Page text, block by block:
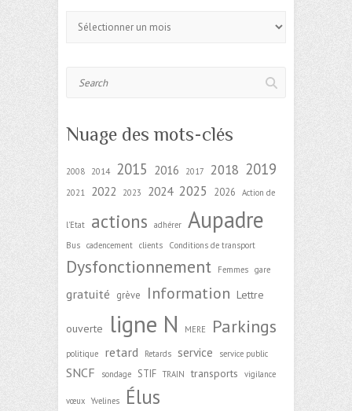
Nuage des mots-clés
2008 2014 2015 2016 2017 2018 2019
2021 2022 2023 2024 2025 2026 Action de
l'Etat actions adhérer Aupadre
Bus cadencement clients Conditions de transport
Dysfonctionnement Femmes gare
gratuité grève Information Lettre
ouverte ligne N MERE Parkings
politique retard Retards service service public
SNCF sondage STIF TRAIN transports vigilance
vœux Yvelines Élus